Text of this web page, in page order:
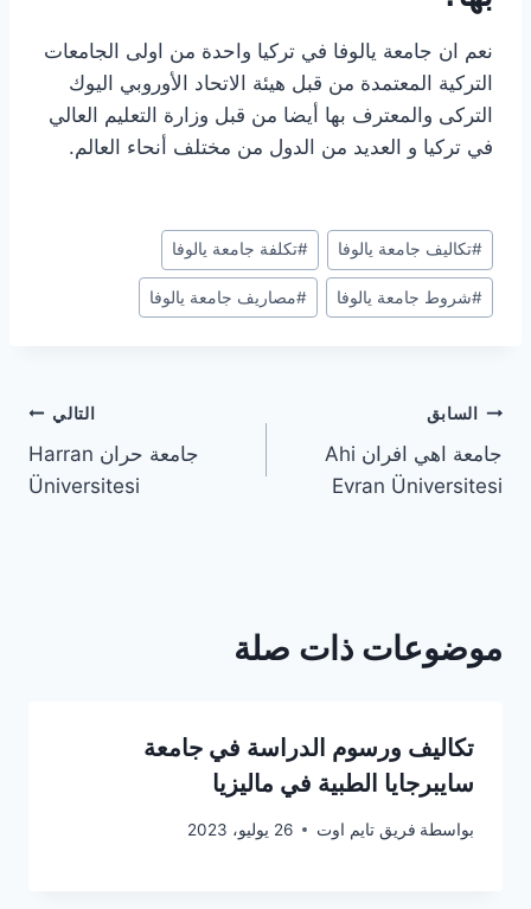
نعم ان جامعة يالوفا في تركيا واحدة من اولى الجامعات
التركية المعتمدة من قبل هيئة الاتحاد الأوروبي اليوك
التركى والمعترف بها أيضا من قبل وزارة التعليم العالي
في تركيا و العديد من الدول من مختلف أنحاء العالم.
وسوم
المقال:
#تكاليف جامعة يالوفا #تكلفة جامعة يالوفا
#شروط جامعة يالوفا #مصاريف جامعة يالوفا
تصفّح
المقالات
السابق
جامعة اهي افران Ahi
Evran Üniversitesi
التالي
جامعة حران Harran
Üniversitesi
موضوعات ذات صلة
تكاليف ورسوم الدراسة في جامعة
سايبرجايا الطبية في مالیزیا
بواسطة فريق تايم اوت 26 يوليو، 2023